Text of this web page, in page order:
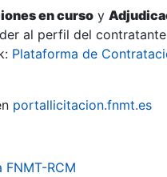
en curso y
al perfil del
Plataforma de
portallicitacion.fnmt.es
RCM